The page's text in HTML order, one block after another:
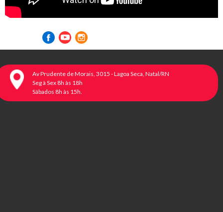
Av Prudente de Morais, 3015 - Lagoa Seca, Natal/RN
Seg à Sex 8h às 18h
Sábados 8h às 15h.